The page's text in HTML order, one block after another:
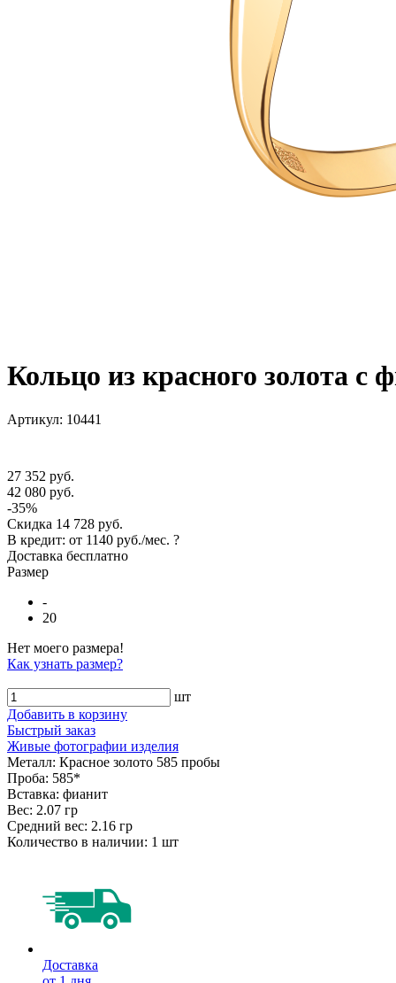
Кольцо из красного золота с
Артикул: 10441
27 352 руб.
42 080 руб.
-35%
Скидка 14 728 руб.
В кредит: от 1140 руб./мес. ?
Доставка бесплатно
Размер
-
20
Нет моего размера!
Как узнать размер?
шт
Добавить в корзину
Быстрый заказ
Живые фотографии изделия
Металл: Красное золото 585 пробы
Проба: 585*
Вставка: фианит
Вес: 2.07 гр
Средний вес: 2.16 гр
Количество в наличии: 1 шт
Доставка